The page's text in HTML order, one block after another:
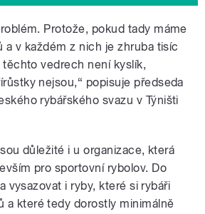
Protože, pokud tady máme
a v každém z nich je zhruba tisíc
těchto vedrech není kyslík,
nejsou,“ popisuje předseda
rybářského svazu v Týništi
důležité i u organizace, která
pro sportovní rybolov. Do
vysazovat i ryby, které si rybáři
a které tedy dorostly minimálně